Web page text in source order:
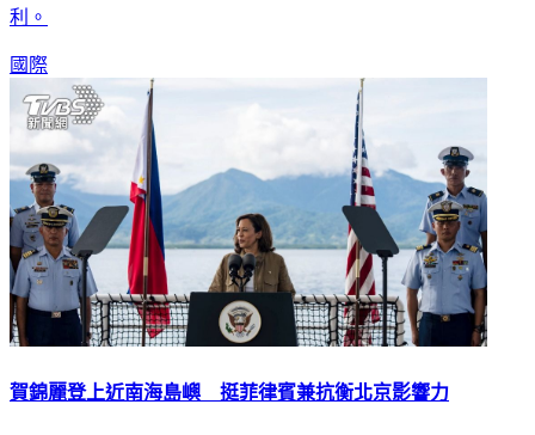
利。
國際
賀錦麗登上近南海島嶼 挺菲律賓兼抗衡北京影響力